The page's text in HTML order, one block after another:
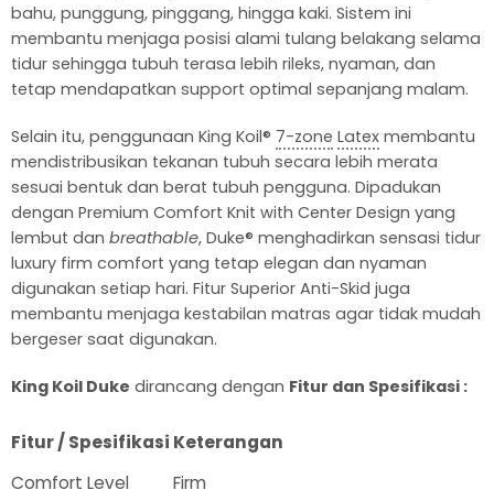
bahu, punggung, pinggang, hingga kaki. Sistem ini
membantu menjaga posisi alami tulang belakang selama
tidur sehingga tubuh terasa lebih rileks, nyaman, dan
tetap mendapatkan support optimal sepanjang malam.
Selain itu, penggunaan King Koil® 7-zone Latex membantu
mendistribusikan tekanan tubuh secara lebih merata
sesuai bentuk dan berat tubuh pengguna. Dipadukan
dengan Premium Comfort Knit with Center Design yang
lembut dan breathable, Duke® menghadirkan sensasi tidur
luxury firm comfort yang tetap elegan dan nyaman
digunakan setiap hari. Fitur Superior Anti-Skid juga
membantu menjaga kestabilan matras agar tidak mudah
bergeser saat digunakan.
King Koil Duke dirancang dengan Fitur dan Spesifikasi :
Fitur / Spesifikasi Keterangan
Comfort Level
Firm